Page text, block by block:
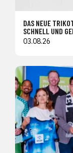
DAS NEUE
SCHNELL UND
03.08.26